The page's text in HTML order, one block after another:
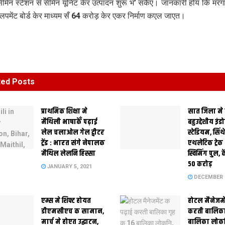
स्टेशन सँ सीमेन यूनिट केर उत्पादन शुरू भ’ सकैए। जानकारी होय कि
बोर्ड केर माध्यम सँ 64 करोड़ केर एकर निर्माण कएल जाएत।
Posts
प्राथमिक शि‍क्षा मे
मैथि‍ली भाषाकेँ पढ़ाई
लेल चलाओल गेल ट्वीटर
ट्रेंड : भारत संगे नेपालक
मैथिल लेलनि हिस्सा
JANUARY 5, 2021
सात जिला
बहुउद्देशीय
स्‍टेडि‍यम,
एथलेटिक
स्विमिंग पुल,
50 करोड़
DECEMBER
एम्स मे शिफ्ट होयत
डीएमसीएच क सामान,
मार्च मे होएत उद्घाटन,
होटल
करती
बालिका